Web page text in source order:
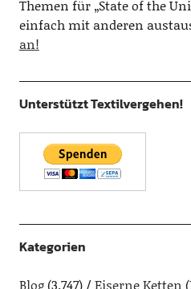
Themen für „State of the
einfach mit anderen
an!
Unterstützt Textilvergehen!
Kategorien
Blog(3.747) Eiserne Ketten